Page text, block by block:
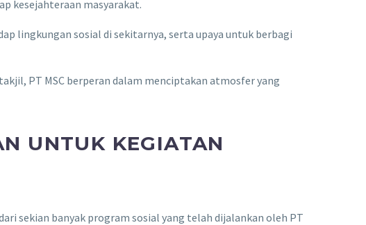
kesejahteraan masyarakat.
lingkungan sosial di sekitarnya, serta upaya untuk berbagi
PT MSC berperan dalam menciptakan atmosfer yang
UNTUK KEGIATAN
sekian banyak program sosial yang telah dijalankan oleh PT